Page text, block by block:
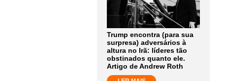
Trump encontra (para sua
surpresa) adversários à
altura no Irã: líderes tão
obstinados quanto ele.
Artigo de Andrew Roth